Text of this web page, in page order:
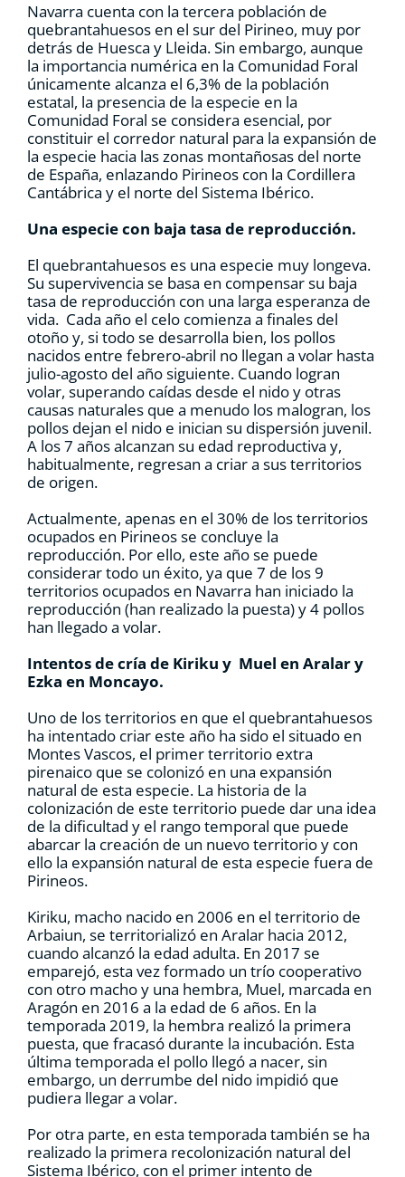
Navarra cuenta con la tercera población de
quebrantahuesos en el sur del Pirineo, muy por
detrás de Huesca y Lleida. Sin embargo, aunque
la importancia numérica en la Comunidad Foral
únicamente alcanza el 6,3% de la población
estatal, la presencia de la especie en la
Comunidad Foral se considera esencial, por
constituir el corredor natural para la expansión de
la especie hacia las zonas montañosas del norte
de España, enlazando Pirineos con la Cordillera
Cantábrica y el norte del Sistema Ibérico.
Una especie con baja tasa de reproducción.
El quebrantahuesos es una especie muy longeva.
Su supervivencia se basa en compensar su baja
tasa de reproducción con una larga esperanza de
vida. Cada año el celo comienza a finales del
otoño y, si todo se desarrolla bien, los pollos
nacidos entre febrero-abril no llegan a volar hasta
julio-agosto del año siguiente. Cuando logran
volar, superando caídas desde el nido y otras
causas naturales que a menudo los malogran, los
pollos dejan el nido e inician su dispersión juvenil.
A los 7 años alcanzan su edad reproductiva y,
habitualmente, regresan a criar a sus territorios
de origen.
Actualmente, apenas en el 30% de los territorios
ocupados en Pirineos se concluye la
reproducción. Por ello, este año se puede
considerar todo un éxito, ya que 7 de los 9
territorios ocupados en Navarra han iniciado la
reproducción (han realizado la puesta) y 4 pollos
han llegado a volar.
Intentos de cría de Kiriku y Muel en Aralar y
Ezka en Moncayo.
Uno de los territorios en que el quebrantahuesos
ha intentado criar este año ha sido el situado en
Montes Vascos, el primer territorio extra
pirenaico que se colonizó en una expansión
natural de esta especie. La historia de la
colonización de este territorio puede dar una idea
de la dificultad y el rango temporal que puede
abarcar la creación de un nuevo territorio y con
ello la expansión natural de esta especie fuera de
Pirineos.
Kiriku, macho nacido en 2006 en el territorio de
Arbaiun, se territorializó en Aralar hacia 2012,
cuando alcanzó la edad adulta. En 2017 se
emparejó, esta vez formado un trío cooperativo
con otro macho y una hembra, Muel, marcada en
Aragón en 2016 a la edad de 6 años. En la
temporada 2019, la hembra realizó la primera
puesta, que fracasó durante la incubación. Esta
última temporada el pollo llegó a nacer, sin
embargo, un derrumbe del nido impidió que
pudiera llegar a volar.
Por otra parte, en esta temporada también se ha
realizado la primera recolonización natural del
Sistema Ibérico, con el primer intento de